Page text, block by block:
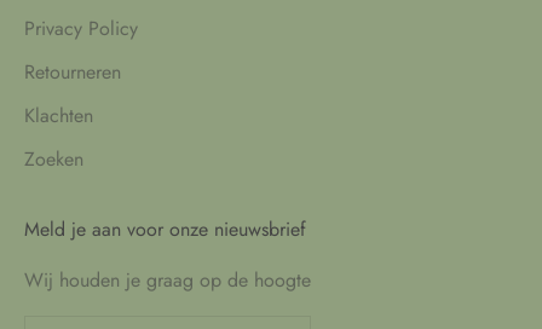
Privacy Policy
Retourneren
Klachten
Zoeken
Meld je aan voor onze nieuwsbrief
Wij houden je graag op de hoogte